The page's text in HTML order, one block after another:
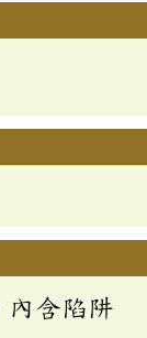
內含陷阱